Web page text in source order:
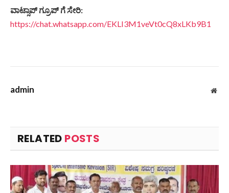
ವಾಟ್ಸಾಪ್ ಗ್ರೂಪ್ ಗೆಸೇರಿ:
https://chat.whatsapp.com/EKLI3M1veVt0cQ8xLKb9B1
admin
RELATED POSTS